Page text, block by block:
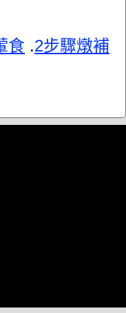
食 .2步驟燉補